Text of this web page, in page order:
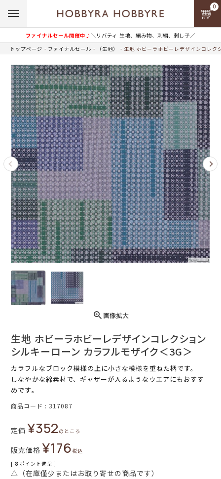
ファイナルセール開催中♪＼リバティ 生地、編み物、刺繍、刺し子／
0
トップページ ファイナルセール （生地） 生地 ホビーラホビーレデザインコレ
画像拡大
生地 ホビーラホビーレデザインコレクション
シルキーローン カラフルモザイク＜3G＞
カラフルなブロック模様の上に小さな模様を重ねた柄です。
しなやかな綿素材で、ギャザーが入るようなウエアにもおすす
めです。
商品コード 317087
定価 ¥352 のところ
販売価格 ¥176税込
[ 8 ポイント進呈 ]
△（在庫僅少またはお取り寄せの商品です）